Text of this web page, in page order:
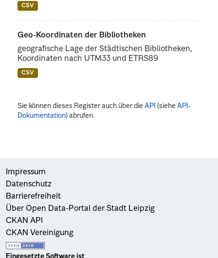
CSV
Geo-Koordinaten der Bibliotheken
geografische Lage der Städtischen Bibliotheken,
Koordinaten nach UTM33 und ETRS89
CSV
Sie können dieses Register auch über dieAPI (sieheAPI-
Dokumentation) abrufen.
Impressum
Datenschutz
Barrierefreiheit
Über Open Data-Portal der Stadt Leipzig
CKAN API
CKAN Vereinigung